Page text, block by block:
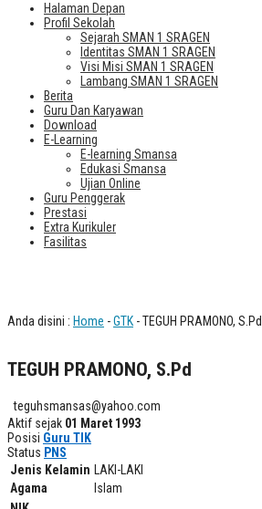
Halaman Depan
Profil Sekolah
Sejarah SMAN 1 SRAGEN
Identitas SMAN 1 SRAGEN
Visi Misi SMAN 1 SRAGEN
Lambang SMAN 1 SRAGEN
Berita
Guru Dan Karyawan
Download
E-Learning
E-learning Smansa
Edukasi Smansa
Ujian Online
Guru Penggerak
Prestasi
Extra Kurikuler
Fasilitas
Anda disini : Home -GTK - TEGUH PRAMONO, S.Pd
TEGUH PRAMONO, S.Pd
teguhsmansas@yahoo.com
Aktif sejak 01 Maret 1993
Posisi Guru TIK
Status PNS
Jenis Kelamin LAKI-LAKI
Agama
Islam